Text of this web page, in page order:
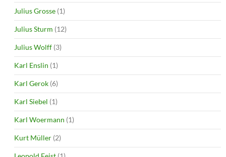
Julius Grosse (1)
Julius Sturm (12)
Julius Wolff (3)
Karl Enslin (1)
Karl Gerok (6)
Karl Siebel (1)
Karl Woermann (1)
Kurt Müller (2)